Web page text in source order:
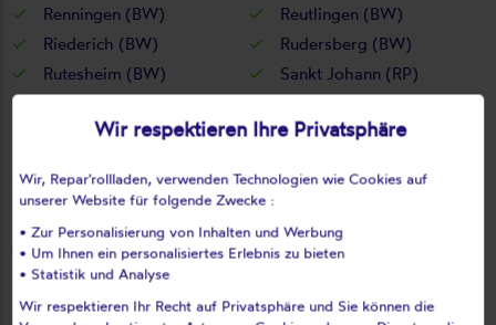
Renningen (BW)
Reutlingen (BW)
Riederich (BW)
Rudersberg (BW)
Rutesheim (BW)
Sankt Johann (RP)
Schorndorf (BW)
Schwaikheim (BW)
Sindelfingen (BW)
Steinenbronn (BW)
Steinheim an der Murr
(BW)
Stuttgart (BW)
Tamm (BW)
Unterensingen (BW)
Urbach (BW)
Wir respektieren Ihre Privatsphäre
Wir, Repar'rollladen, verwenden Technologien wie Cookies auf
unserer Website für folgende Zwecke :
• Zur Personalisierung von Inhalten und Werbung
• Um Ihnen ein personalisiertes Erlebnis zu bieten
• Statistik und Analyse
Wir respektieren Ihr Recht auf Privatsphäre und Sie können die